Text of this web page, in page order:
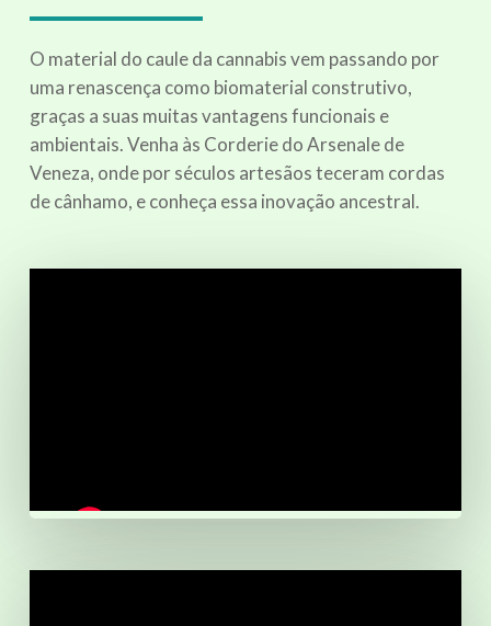
O material do caule da cannabis vem passando por
uma renascença como biomaterial construtivo,
graças a suas muitas vantagens funcionais e
ambientais. Venha às Corderie do Arsenale de
Veneza, onde por séculos artesãos teceram cordas
de cânhamo, e conheça essa inovação ancestral.